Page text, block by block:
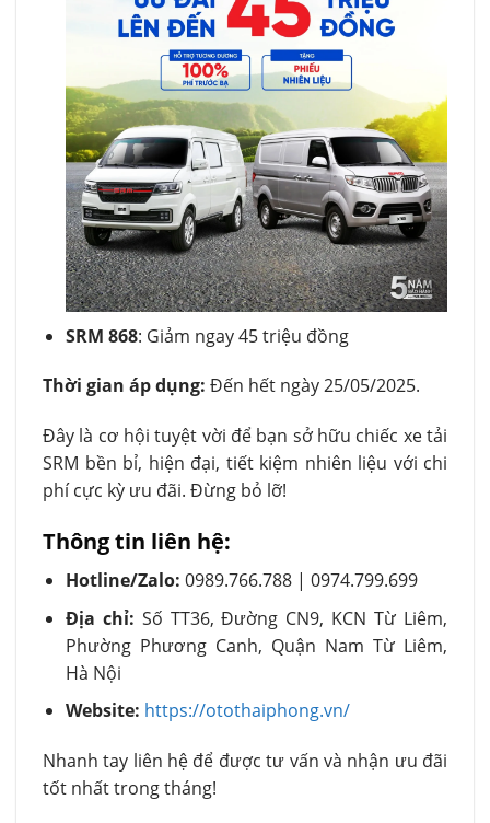
SRM 868: Giảm ngay 45 triệu đồng
Thời gian áp dụng: Đến hết ngày 25/05/2025.
Đây là cơ hội tuyệt vời để bạn sở hữu chiếc xe tải
SRM bền bỉ, hiện đại, tiết kiệm nhiên liệu với chi
phí cực kỳ ưu đãi. Đừng bỏ lỡ!
Thông tin liên hệ:
Hotline/Zalo: 0989.766.788 | 0974.799.699
Địa chỉ: Số TT36, Đường CN9, KCN Từ Liêm,
Phường Phương Canh, Quận Nam Từ Liêm,
Hà Nội
Website: https://otothaiphong.vn/
Nhanh tay liên hệ để được tư vấn và nhận ưu đãi
tốt nhất trong tháng!